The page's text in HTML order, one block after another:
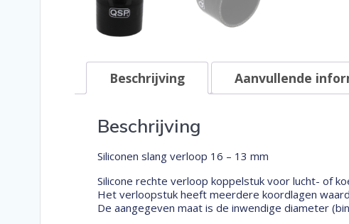
Beschrijving Aanvullende
Beschrijving
Siliconen slang verloop 16 – 13 mm
Silicone rechte verloop koppelstuk voor lucht- of
Het verloopstuk heeft meerdere koordlagen
De aangegeven maat is de inwendige diameter